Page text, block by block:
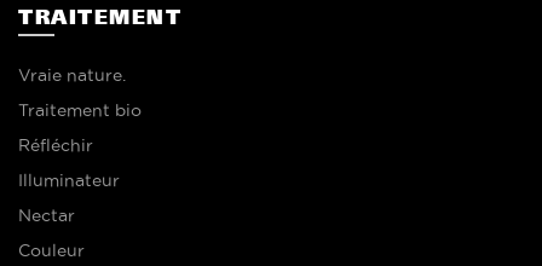
TRAITEMENT
Vraie nature.
Traitement bio
Réfléchir
Illuminateur
Nectar
Couleur